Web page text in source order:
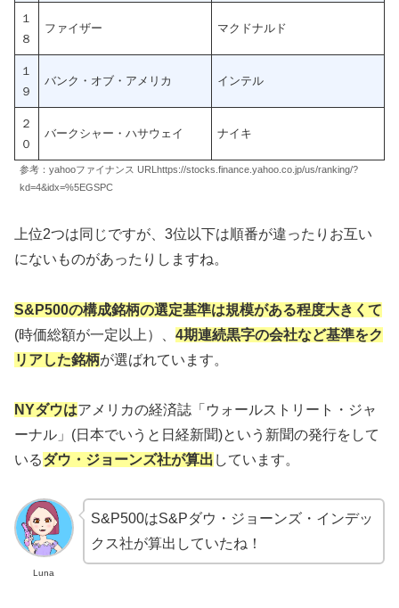
１
８
ファイザー マクドナルド
１
９
バンク・オブ・アメリカ インテル
２
０
バークシャー・ハサウェイ ナイキ
参考：yahooファイナンス URLhttps://stocks.finance.yahoo.co.jp/us/ranking/?
kd=4&idx=%5EGSPC
上位2つは同じですが、3位以下は順番が違ったりお互い
にないものがあったりしますね。
S&P500の構成銘柄の選定基準は規模がある程度大きくて
(時価総額が一定以上）、 4期連続黒字の会社など基準をク
リアした銘柄が選ばれています。
NYダウはアメリカの経済誌「ウォールストリート・ジャ
ーナル」(日本でいうと日経新聞)という新聞の発行をして
いるダウ・ジョーンズ社が算出 しています。
Luna
S&P500はS&Pダウ・ジョーンズ・インデッ
クス社が算出していたね！